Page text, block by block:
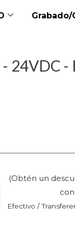
Grabado/
24VDC
(Obtén un
Efectivo /